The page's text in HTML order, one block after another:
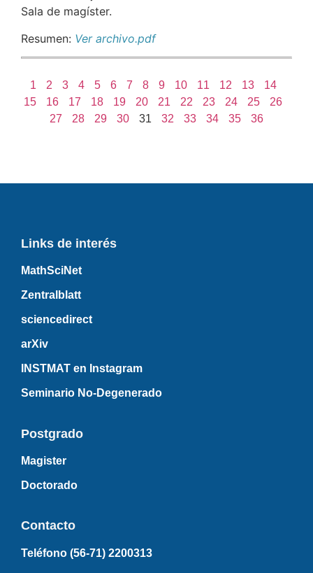
Sala de magíster.
Resumen: Ver archivo.pdf
1 2 3 4 5 6 7 8 9 10 11 12 13
14
15
16 17 18 19 20 21 22 23 24 25
26
27
28 29 30 31 32 33 34 35 36
Links de interés
MathSciNet
Zentralblatt
sciencedirect
arXiv
INSTMAT en Instagram
Seminario No-Degenerado
Postgrado
Magister
Doctorado
Contacto
Teléfono (56-71) 2200313